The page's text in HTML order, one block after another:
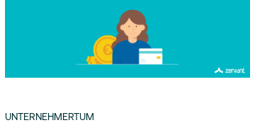
UNTERNEHMERTUM